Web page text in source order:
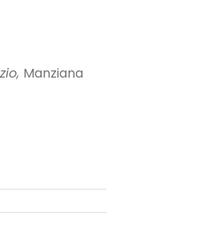
Manziana